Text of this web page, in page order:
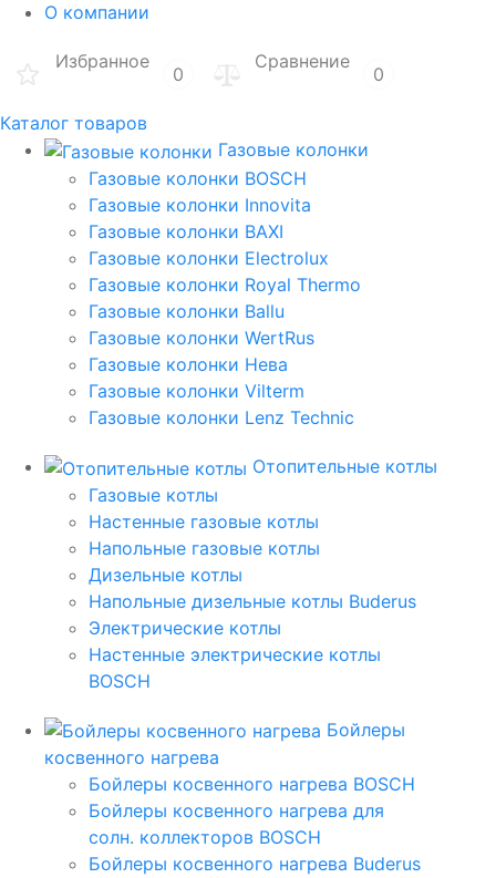
О компании
Избранное
0
Сравнение
0
Каталог товаров
Газовые колонки
Газовые колонки BOSCH
Газовые колонки Innovita
Газовые колонки BAXI
Газовые колонки Electrolux
Газовые колонки Royal Thermo
Газовые колонки Ballu
Газовые колонки WertRus
Газовые колонки Нева
Газовые колонки Vilterm
Газовые колонки Lenz Technic
Отопительные котлы
Газовые котлы
Настенные газовые котлы
Напольные газовые котлы
Дизельные котлы
Напольные дизельные котлы Buderus
Электрические котлы
Настенные электрические котлы
BOSCH
Бойлеры
косвенного нагрева
Бойлеры косвенного нагрева BOSCH
Бойлеры косвенного нагрева для
солн. коллекторов BOSCH
Бойлеры косвенного нагрева Buderus